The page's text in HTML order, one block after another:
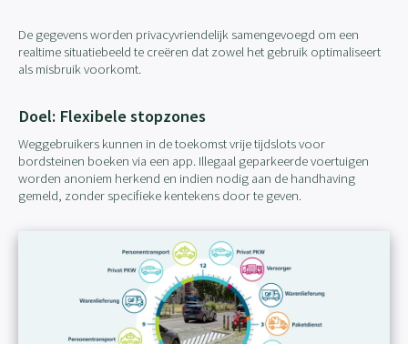
De gegevens worden privacyvriendelijk samengevoegd om een
realtime situatiebeeld te creëren dat zowel het gebruik optimaliseert
als misbruik voorkomt.
Doel: Flexibele stopzones
Weggebruikers kunnen in de toekomst vrije tijdslots voor
bordsteinen boeken via een app. Illegaal geparkeerde voertuigen
worden anoniem herkend en indien nodig aan de handhaving
gemeld, zonder specifieke kentekens door te geven.